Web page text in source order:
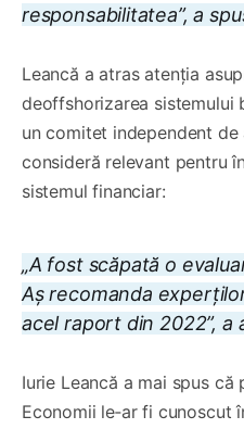
responsabilitatea”, a
Leancă a atras atenția
deoffshorizarea sistemului
un comitet independent
consideră relevant pentru
sistemul financiar:
„A fost scăpată o
Aș recomanda
acel raport din 2022”, a
Iurie Leancă a mai spus că
Economii le‑ar fi cunoscut